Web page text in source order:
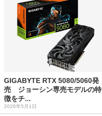
GIGABYTE RTX 5080/5060発
売 ジョーシン専売モデルの特
徴をチ...
2026年5月1日